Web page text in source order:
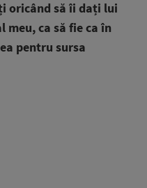
oricând să îi dați lui
meu, ca să fie ca în
pentru sursa